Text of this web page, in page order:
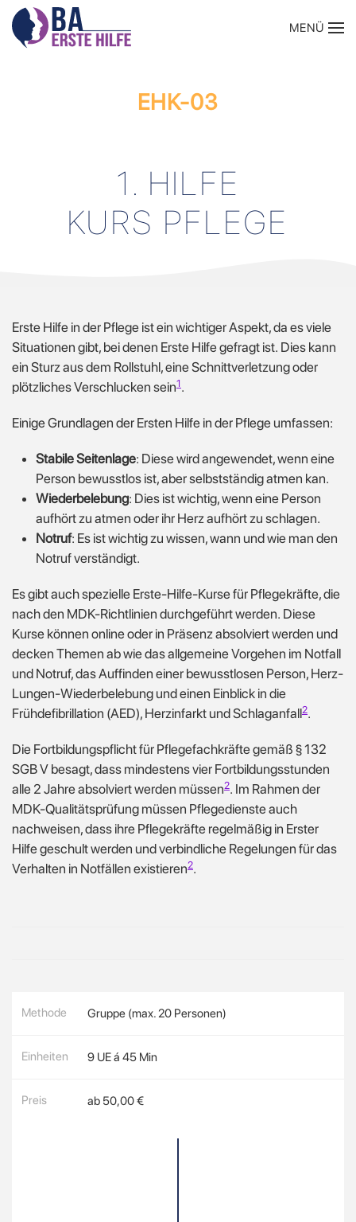
Zum Hauptinhalt springen
MENÜ
EHK-03
1. HILFE
KURS PFLEGE
Erste Hilfe in der Pflege ist ein wichtiger Aspekt, da es viele
Situationen gibt, bei denen Erste Hilfe gefragt ist. Dies kann
ein Sturz aus dem Rollstuhl, eine Schnittverletzung oder
plötzliches Verschlucken sein1 .
Einige Grundlagen der Ersten Hilfe in der Pflege umfassen:
Stabile Seitenlage: Diese wird angewendet, wenn eine
Person bewusstlos ist, aber selbstständig atmen kan.
Wiederbelebung: Dies ist wichtig, wenn eine Person
aufhört zu atmen oder ihr Herz aufhört zu schlagen.
Notruf: Es ist wichtig zu wissen, wann und wie man den
Notruf verständigt.
Es gibt auch spezielle Erste-Hilfe-Kurse für Pflegekräfte, die
nach den MDK-Richtlinien durchgeführt werden. Diese
Kurse können online oder in Präsenz absolviert werden und
decken Themen ab wie das allgemeine Vorgehen im Notfall
und Notruf, das Auffinden einer bewusstlosen Person, Herz-
Lungen-Wiederbelebung und einen Einblick in die
Frühdefibrillation (AED), Herzinfarkt und Schlaganfall2.
Die Fortbildungspflicht für Pflegefachkräfte gemäß § 132
SGB V besagt, dass mindestens vier Fortbildungsstunden
alle 2 Jahre absolviert werden müssen2. Im Rahmen der
MDK-Qualitätsprüfung müssen Pflegedienste auch
nachweisen, dass ihre Pflegekräfte regelmäßig in Erster
Hilfe geschult werden und verbindliche Regelungen für das
Verhalten in Notfällen existieren2.
Methode Gruppe (max. 20 Personen)
Einheiten 9 UE á 45 Min
Preis ab 50,00 €